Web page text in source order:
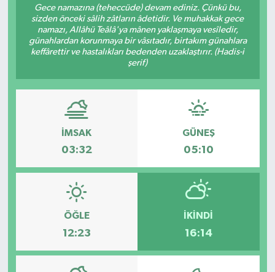
Gece namazına (teheccüde) devam ediniz. Çünkü bu,
sizden önceki sâlih zâtların âdetidir. Ve muhakkak gece
namazı, Allâhü Teâlâ'ya mânen yaklaşmaya vesîledir,
günahlardan korunmaya bir vâsıtadır, birtakım günahlara
keffârettir ve hastalıkları bedenden uzaklaştırır. (Hadis-i
şerif)
İMSAK
03:32
GÜNEŞ
05:10
ÖĞLE
12:23
İKINDI
16:14